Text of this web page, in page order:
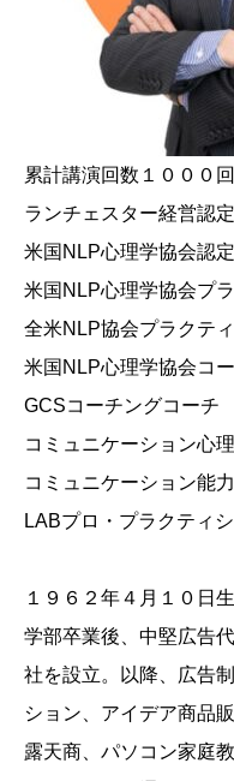
累計講演回数１０００
ランチェスター経営認
米国NLP心理学協会認
米国NLP心理学協会プ
全米NLP協会プラクテ
米国NLP心理学協会コ
GCSコーチングコーチ
コミュニケーション心
コミュニケーション能
LABプロ・プラクティ
１９６２年４月１０日
学部卒業後、中堅広告
社を設立。以降、広告
ション、アイデア商品
露天商、パソコン家庭